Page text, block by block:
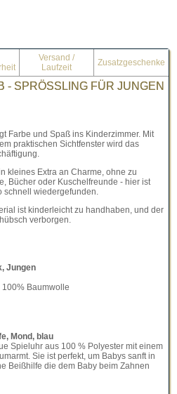
Versand /
Laufzeit
Zusatzgeschenke
- SPRÖSSLING FÜR JUNGEN
Farbe und Spaß ins Kinderzimmer. Mit
praktischen Sichtfenster wird das
kleines Extra an Charme, ohne zu
Bücher oder Kuschelfreunde - hier ist
schnell wiedergefunden.
ist kinderleicht zu handhaben, und der
verborgen.
Jungen
100% Baumwolle
Mond, blau
Spieluhr aus 100 % Polyester mit einem
Sie ist perfekt, um Babys sanft in
Beißhilfe die dem Baby beim Zahnen